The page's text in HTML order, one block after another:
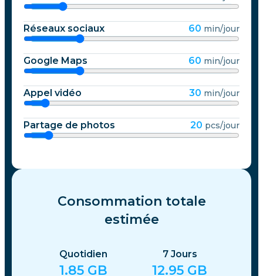
Réseaux sociaux 60 min/jour
Google Maps 60 min/jour
Appel vidéo 30 min/jour
Partage de photos 20 pcs/jour
Consommation totale
estimée
Quotidien
1.85 GB
7 Jours
12.95 GB